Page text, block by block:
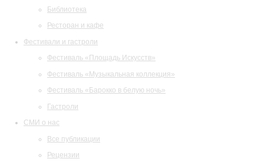
Библиотека
Ресторан и кафе
Фестивали и гастроли
Фестиваль «Площадь Искусств»
Фестиваль «Музыкальная коллекция»
Фестиваль «Барокко в белую ночь»
Гастроли
СМИ о нас
Все публикации
Рецензии